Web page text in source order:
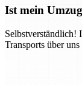
Ist mein
Selbstverständlich!
Transports über